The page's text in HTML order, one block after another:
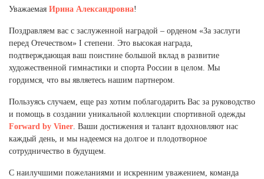
Санкт-Петербург и ЛО (3)
Саратовская область (1)
Свердловская область (5)
Северная Осетия (2)
Смоленская область (1)
Томская область (1)
Тульская область (1)
Тюменская область (3)
Хакасия (1)
Ханты-Мансийский автономный округ (3)
Уважаемая Ирина Александровна!
Поздравляем вас с заслуженной наградой – орденом «За заслуги
перед Отечеством» I степени. Это высокая награда,
подтверждающая ваш поистине большой вклад в развитие
художественной гимнастики и спорта России в целом. Мы
гордимся, что вы являетесь нашим партнером.
Пользуясь случаем, еще раз хотим поблагодарить Вас за руководство
и помощь в создании уникальной коллекции спортивной одежды
Forward by Viner. Ваши достижения и талант вдохновляют нас
каждый день, и мы надеемся на долгое и плодотворное
сотрудничество в будущем.
С наилучшими пожеланиями и искренним уважением, команда